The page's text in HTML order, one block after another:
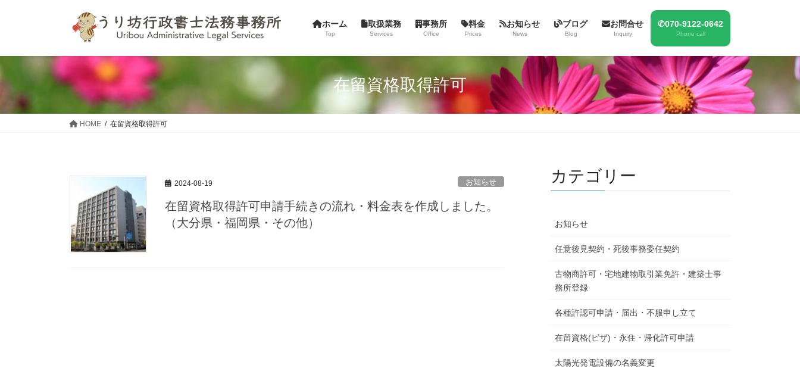
へ
ョ
ホーム
Top
取扱業務
Services
事務所
Office
料金
Prices
お知らせ
News
ブログ
Blog
お問合せ
Inquiry
✆070-9122-0642
Phone call
在留資格取得許可
HOME 在留資格取得許可
2024-08-19 お知らせ
在留資格取得許可申請手続きの流れ・料金表を作成しました。
（大分県・福岡県・その他）
カテゴリー
お知らせ
任意後見契約・死後事務委任契約
古物商許可・宅地建物取引業免許・建築士事
務所登録
各種許認可申請・届出・不服申し立て
在留資格(ビザ)・永住・帰化許可申請
太陽光発電設備の名義変更